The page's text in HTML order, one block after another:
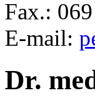
Fax.:
E-mail:
Dr.